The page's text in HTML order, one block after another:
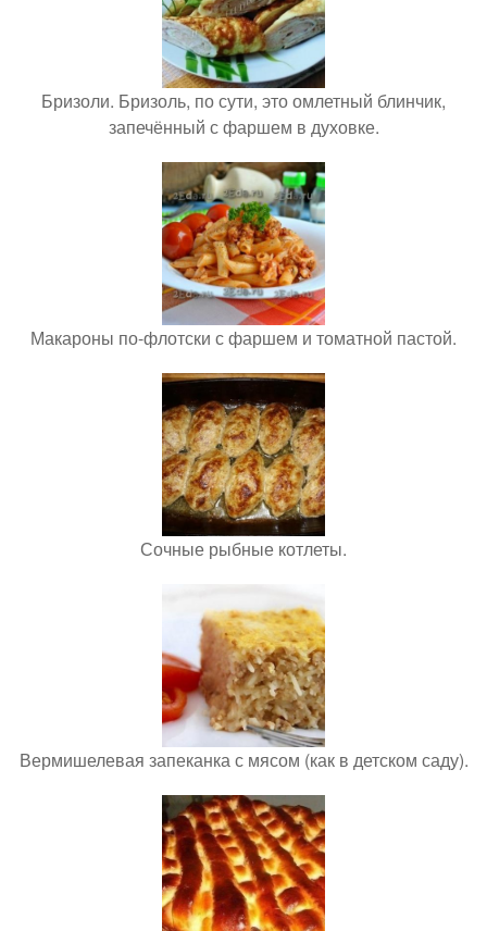
Бризоли. Бризоль, по сути, это омлетный блинчик,
запечённый с фаршем в духовке.
Макароны по-флотски с фаршем и томатной пастой.
Сочные рыбные котлеты.
Вермишелевая запеканка с мясом (как в детском саду).